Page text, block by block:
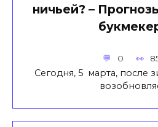
ничьей? –
0
Сегодня, 5 марта, после